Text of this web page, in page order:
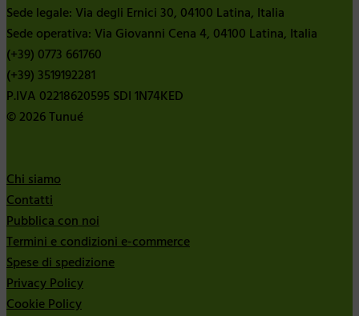
Sede legale: Via degli Ernici 30, 04100 Latina, Italia
Sede operativa: Via Giovanni Cena 4, 04100 Latina, Italia
(+39) 0773 661760
(+39) 3519192281
P.IVA 02218620595 SDI 1N74KED
© 2026 Tunué
Chi siamo
Contatti
Pubblica con noi
Termini e condizioni e-commerce
Spese di spedizione
Privacy Policy
Cookie Policy